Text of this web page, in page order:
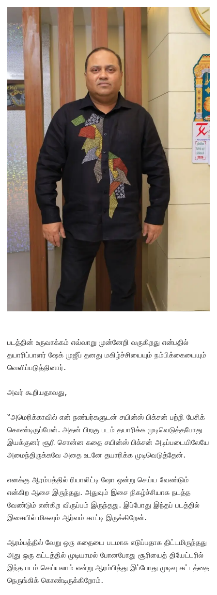
படத்தின் உருவாக்கம் எவ்வாறு முன்னேறி வருகிறது என்பதில்
தயாரிப்பாளர் ஷேக் முஜீப் தனது மகிழ்ச்சியையும் நம்பிக்கையையும்
வெளிப்படுத்தினார்.
அவர் கூறியதாவது,
“அமெரிக்காவில் என் நண்பர்களுடன் சயின்ஸ் பிக்சன் பற்றி பேசிக்
கொண்டிருப்பேன். அதன் பிறகு படம் தயாரிக்க முடிவெடுத்தபோது
இயக்குனர் சூரி சொன்ன கதை சயின்ஸ் பிக்சன் அடிப்படையிலேயே
அமைந்திருக்கவே அதை உடனே தயாரிக்க முடிவெடுத்தேன்.
எனக்கு ஆரம்பத்தில் ரியாலிட்டி ஷோ ஒன்று செய்ய வேண்டும்
என்கிற ஆசை இருந்தது. அதுவும் இசை நிகழ்ச்சியாக நடத்த
வேண்டும் என்கிற விருப்பம் இருந்தது. இப்போது இந்தப் படத்தில்
இசையில் மிகவும் ஆர்வம் காட்டி இருக்கிறேன்.
ஆரம்பத்தில் வேறு ஒரு கதையை படமாக எடுப்பதாக திட்டமிருந்தது
அது ஒரு கட்டத்தில் முடியாமல் போனபோது சூரியைத் தியேட்டரில்
இந்த படம் செய்யலாம் என்று ஆரம்பித்து இப்போது முடிவு கட்டத்தை
நெருங்கிக் கொண்டிருக்கிறோம்.